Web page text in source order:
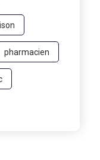
pharmacien